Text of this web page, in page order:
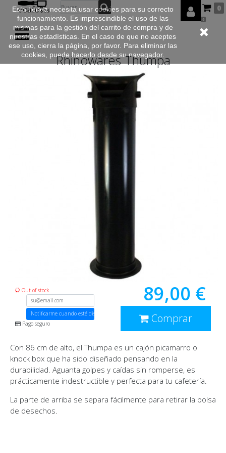
0
0
Rhinowares Thumpa
Out of stock
Notificarme cuando esté disponible
Pago seguro
89,00 €
Comprar
Con 86 cm de alto, el Thumpa es un cajón picamarro o
knock box que ha sido diseñado pensando en la
durabilidad. Aguanta golpes y caídas sin romperse, es
prácticamente indestructible y perfecta para tu cafetería.
La parte de arriba se separa fácilmente para retirar la bolsa
de desechos.
Esta tienda necesita usar cookies para su correcto
funcionamiento. Es imprescindible el uso de las
mismas para la gestión del carrito de compra y de
nuestras estadísticas. En el caso de que no aceptes
ese uso, cierra la página, por favor. Para eliminar las
cookies, puede hacerlo desde su navegador.